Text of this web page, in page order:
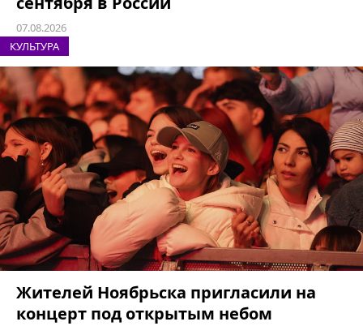
07.08.2026
КУЛЬТУРА
Жителей Ноябрьска пригласили на
концерт под открытым небом